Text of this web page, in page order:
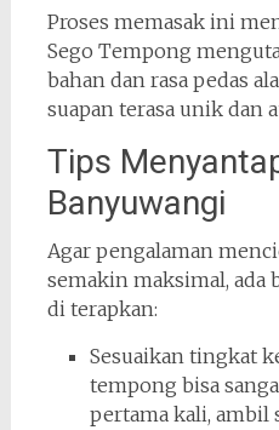
Proses memasak ini
Sego Tempong
bahan dan rasa pedas
suapan terasa unik dan
Tips
Banyuwangi
Agar pengalaman
semakin maksimal, ada
di terapkan:
Sesuaikan tingkat
tempong bisa
pertama kali, ambil